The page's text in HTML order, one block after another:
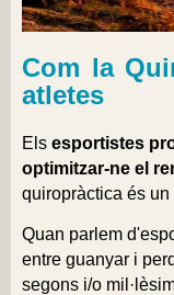
Com la
atletes
Els esportistes
optimitzar-ne el
quiropràctica és un
Quan parlem
entre guanyar i
segons i/o